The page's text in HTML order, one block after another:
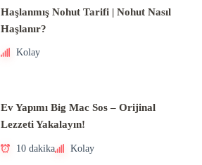
Haşlanmış Nohut Tarifi | Nohut Nasıl
Haşlanır?
Kolay
Ev Yapımı Big Mac Sos – Orijinal
Lezzeti Yakalayın!
10 dakika Kolay